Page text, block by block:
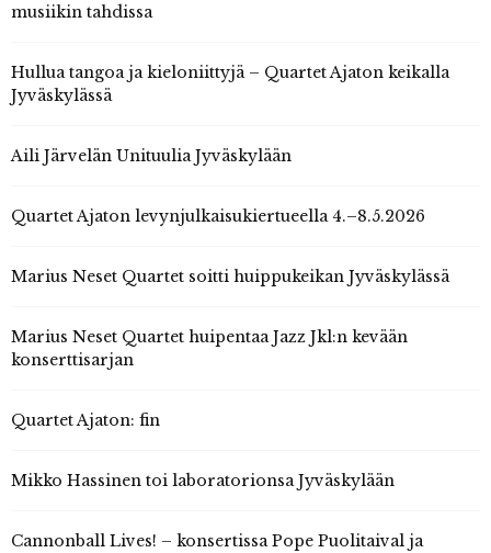
musiikin tahdissa
Hullua tangoa ja kieloniittyjä – Quartet Ajaton keikalla
Jyväskylässä
Aili Järvelän Unituulia Jyväskylään
Quartet Ajaton levynjulkaisukiertueella 4.–8.5.2026
Marius Neset Quartet soitti huippukeikan Jyväskylässä
Marius Neset Quartet huipentaa Jazz Jkl:n kevään
konserttisarjan
Quartet Ajaton: fin
Mikko Hassinen toi laboratorionsa Jyväskylään
Cannonball Lives! – konsertissa Pope Puolitaival ja